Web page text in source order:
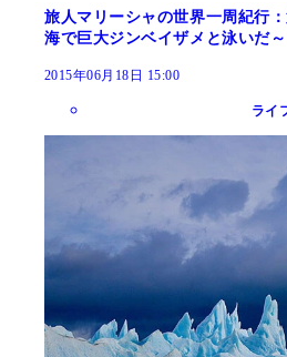
旅人マリーシャの世界一周紀行
海で巨大ジンベイザメと泳いだ～
2015年06月18日 15:00
ライ